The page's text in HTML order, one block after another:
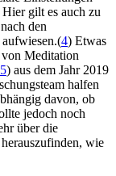
gilt es auch zu
den
aufwiesen.(4) Etwas
Meditation
5) aus dem Jahr 2019
halfen
davon, ob
jedoch noch
über die
wie